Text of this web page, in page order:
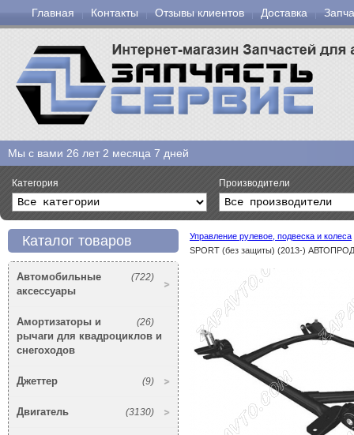
Главная Контакты Отзывы клиентов Доставка
Мы с вами 26 лет 2 месяца 7 дней
Категория Производители
Каталог товаров
(722)
Автомобильные
аксессуары
(26)
Амортизаторы и
рычаги для квадроциклов и
снегоходов
(9)
Джеттер
(3130)
Двигатель
Управление рулевое, подвеска и колеса
SPORT (без защиты) (2013-)